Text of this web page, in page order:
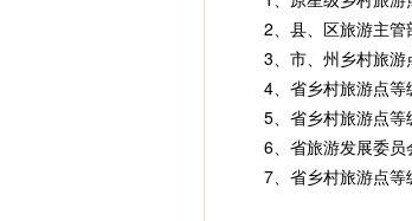
2、县、区旅游主管
3、市、州乡村旅游点
4、省乡村旅游点等
5、省乡村旅游点等
6、省旅游发展委员
7、省乡村旅游点等